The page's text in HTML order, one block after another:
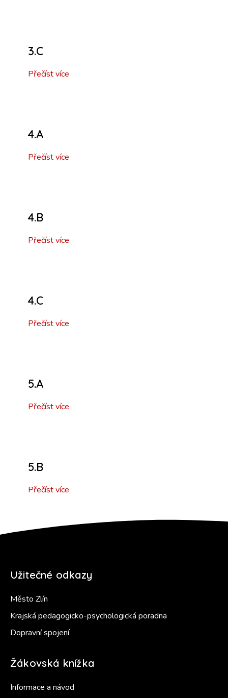
3.C
Přečíst více
4.A
Přečíst více
4.B
Přečíst více
4.C
Přečíst více
5.A
Přečíst více
5.B
Přečíst více
Užitečné odkazy
Město Zlín
Krajská pedagogicko-psychologická poradna
Dopravní spojení
Žákovská knížka
Informace a návod